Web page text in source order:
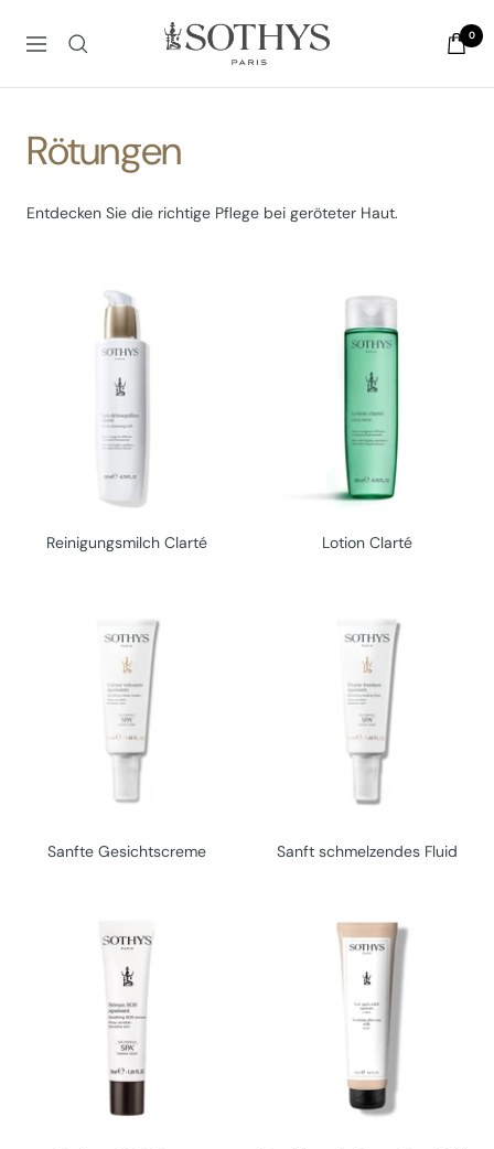
zumNavigation
Sothys
Deutschland
&
0
Rötungen
Entdecken Sie die richtige Pflege bei geröteter Haut.
Reinigungsmilch Clarté Lotion Clarté
Sanfte Gesichtscreme Sanft schmelzendes Fluid